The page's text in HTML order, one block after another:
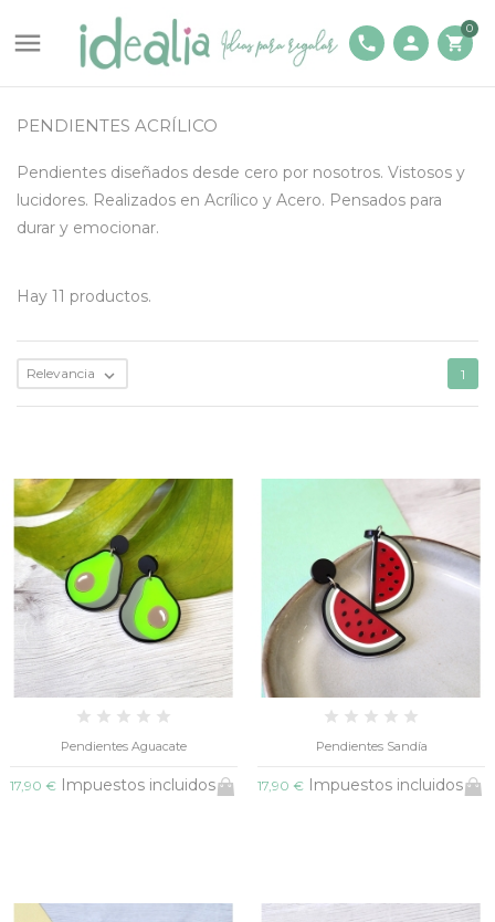
 phone person shopping_cart
0
PENDIENTES ACRÍLICO
Pendientes diseñados desde cero por nosotros. Vistosos y
lucidores. Realizados en Acrílico y Acero. Pensados para
durar y emocionar.
Hay 11 productos.
Relevancia  1
Pendientes Aguacate
17,90 € Impuestos incluidos
Pendientes Sandía
17,90 € Impuestos incluidos